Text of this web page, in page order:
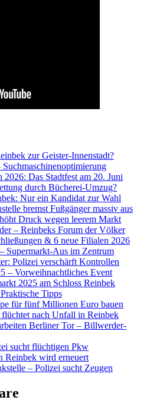
zur Geister-Innenstadt?
2026: Das Stadtfest am 20. Juni
durch Bücherei-Umzug?
Nur ein Kandidat zur Wahl
bremst Fußgänger massiv aus
Druck wegen leerem Markt
– Reinbeks Forum der Völker
& 6 neue Filialen 2026
Supermarkt-Aus im Zentrum
Polizei verschärft Kontrollen
– Vorweihnachtliches Event
2025 am Schloss Reinbek
Tipps
für fünf Millionen Euro bauen
nach Unfall in Reinbek
Berliner Tor – Billwerder-
sucht flüchtigen Pkw
wird erneuert
– Polizei sucht Zeugen